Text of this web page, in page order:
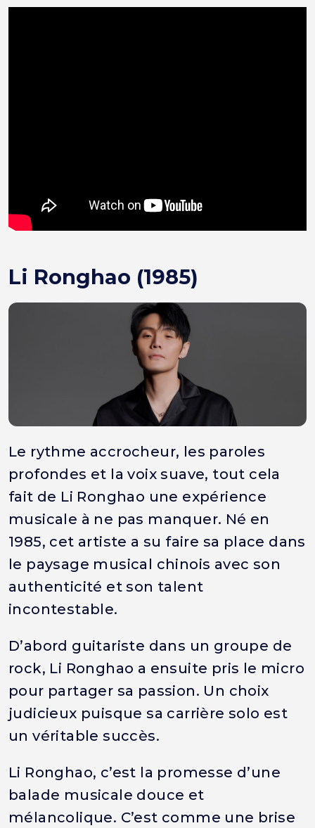
Li Ronghao (1985)
Le rythme accrocheur, les paroles
profondes et la voix suave, tout cela
fait de Li Ronghao une expérience
musicale à ne pas manquer. Né en
1985, cet artiste a su faire sa place dans
le paysage musical chinois avec son
authenticité et son talent
incontestable.
D’abord guitariste dans un groupe de
rock, Li Ronghao a ensuite pris le micro
pour partager sa passion. Un choix
judicieux puisque sa carrière solo est
un véritable succès.
Li Ronghao, c’est la promesse d’une
balade musicale douce et
mélancolique. C’est comme une brise